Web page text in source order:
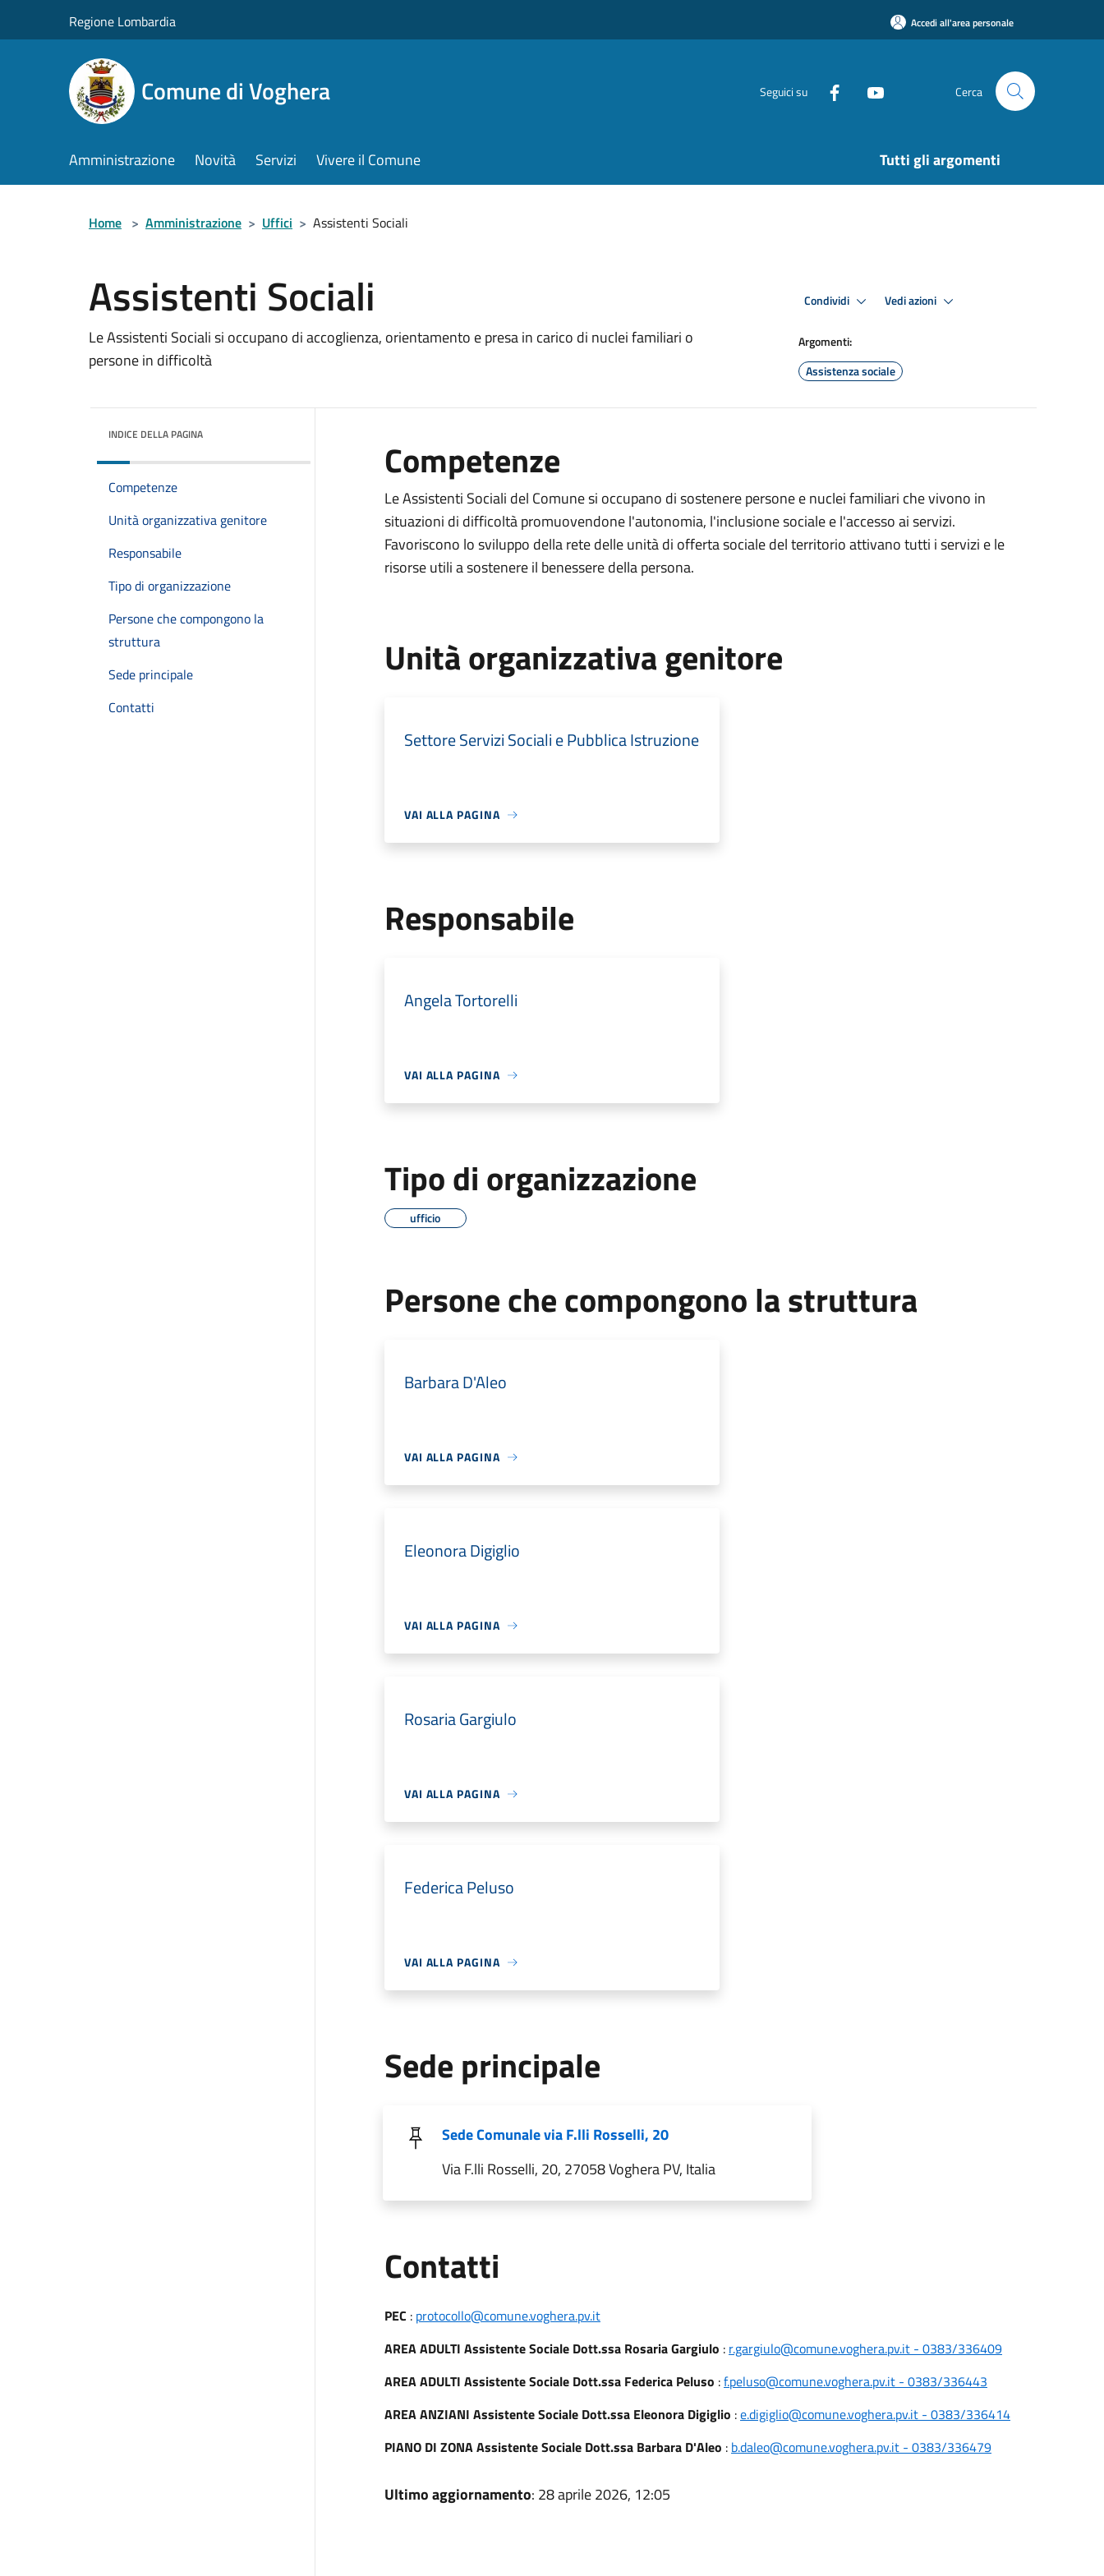
Regione Lombardia Accedi all'area personale
Comune di Voghera Seguici su Cerca
Amministrazione Novità Servizi Vivere il Comune Tutti gli argomenti
Home > Amministrazione > Uffici > Assistenti Sociali
Assistenti Sociali
Le Assistenti Sociali si occupano di accoglienza, orientamento e presa in carico di nuclei familiari o
persone in difficoltà
Condividi Vedi azioni
Argomenti:
Assistenza sociale
INDICE DELLA PAGINA
Competenze
Unità organizzativa genitore
Responsabile
Tipo di organizzazione
Persone che compongono la
struttura
Sede principale
Contatti
Competenze
Le Assistenti Sociali del Comune si occupano di sostenere persone e nuclei familiari che vivono in
situazioni di difficoltà promuovendone l'autonomia, l'inclusione sociale e l'accesso ai servizi.
Favoriscono lo sviluppo della rete delle unità di offerta sociale del territorio attivano tutti i servizi e le
risorse utili a sostenere il benessere della persona.
Unità organizzativa genitore
Settore Servizi Sociali e Pubblica Istruzione
VAI ALLA PAGINA
Responsabile
Angela Tortorelli
VAI ALLA PAGINA
Tipo di organizzazione
ufficio
Persone che compongono la struttura
Barbara D'Aleo
VAI ALLA PAGINA
Eleonora Digiglio
VAI ALLA PAGINA
Rosaria Gargiulo
VAI ALLA PAGINA
Federica Peluso
VAI ALLA PAGINA
Sede principale
Sede Comunale via F.lli Rosselli, 20
Via F.lli Rosselli, 20, 27058 Voghera PV, Italia
Contatti
PEC : protocollo@comune.voghera.pv.it
AREA ADULTI Assistente Sociale Dott.ssa Rosaria Gargiulo : r.gargiulo@comune.voghera.pv.it - 0383/336409
AREA ADULTI Assistente Sociale Dott.ssa Federica Peluso :f.peluso@comune.voghera.pv.it - 0383/336443
AREA ANZIANI Assistente Sociale Dott.ssa Eleonora Digiglio :e.digiglio@comune.voghera.pv.it - 0383/336414
PIANO DI ZONA Assistente Sociale Dott.ssa Barbara D'Aleo : b.daleo@comune.voghera.pv.it - 0383/336479
Ultimo aggiornamento: 28 aprile 2026, 12:05